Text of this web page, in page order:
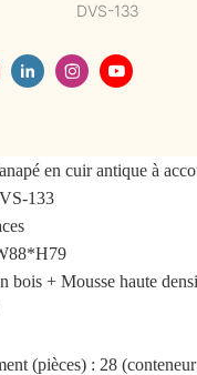
DVS-133
en cuir antique à
133
bois + Mousse haute
(pièces) : 28